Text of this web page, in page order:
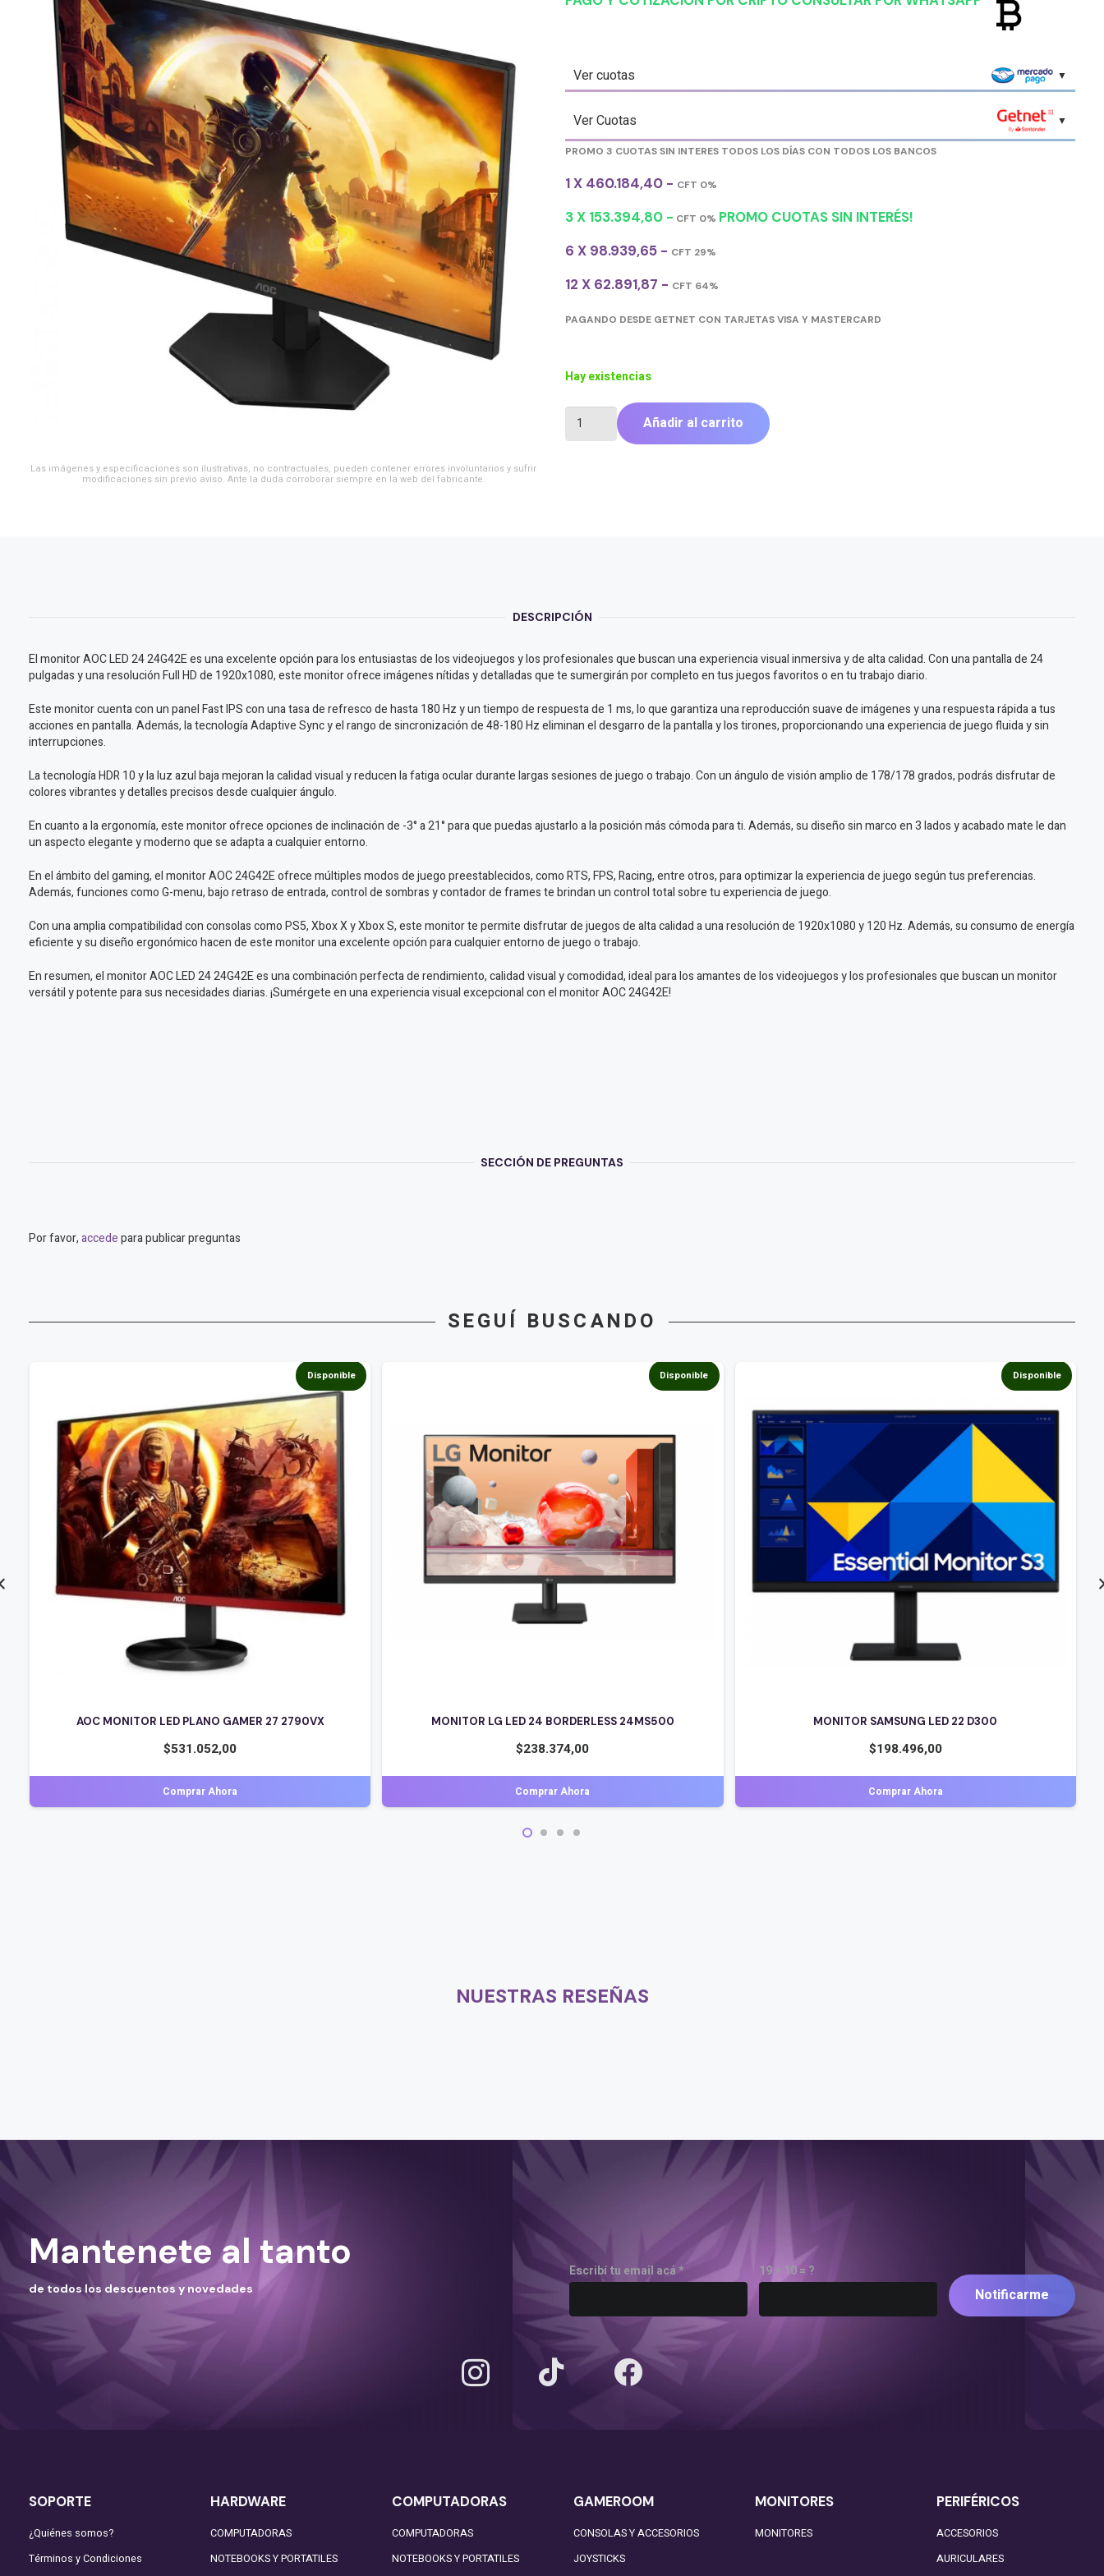
Las imágenes y especificaciones son ilustrativas, no contractuales, pueden contener errores involuntarios y sufrir
modificaciones sin previo aviso. Ante la duda corroborar siempre en la web del fabricante.
currency_bitcoin
Ver cuotas
Ver Cuotas
PROMO 3 CUOTAS SIN INTERES TODOS LOS DÍAS CON TODOS LOS BANCOS
1 X 460.184,40 - CFT 0%
3 X 153.394,80 - CFT 0% PROMO CUOTAS SIN INTERÉS!
6 X 98.939,65 - CFT 29%
12 X 62.891,87 - CFT 64%
PAGANDO DESDE GETNET CON TARJETAS VISA Y MASTERCARD
Hay existencias
AOC
MONITOR
LED
Añadir al carrito
DESCRIPCIÓN
El monitor AOC LED 24 24G42E es una excelente opción para los entusiastas de los videojuegos y los profesionales que buscan una experiencia visual inmersiva y de alta calidad. Con una pantalla de 24
pulgadas y una resolución Full HD de 1920x1080, este monitor ofrece imágenes nítidas y detalladas que te sumergirán por completo en tus juegos favoritos o en tu trabajo diario.
Este monitor cuenta con un panel Fast IPS con una tasa de refresco de hasta 180 Hz y un tiempo de respuesta de 1 ms, lo que garantiza una reproducción suave de imágenes y una respuesta rápida a tus
acciones en pantalla. Además, la tecnología Adaptive Sync y el rango de sincronización de 48-180 Hz eliminan el desgarro de la pantalla y los tirones, proporcionando una experiencia de juego fluida y sin
interrupciones.
La tecnología HDR 10 y la luz azul baja mejoran la calidad visual y reducen la fatiga ocular durante largas sesiones de juego o trabajo. Con un ángulo de visión amplio de 178/178 grados, podrás disfrutar de
colores vibrantes y detalles precisos desde cualquier ángulo.
En cuanto a la ergonomía, este monitor ofrece opciones de inclinación de -3° a 21° para que puedas ajustarlo a la posición más cómoda para ti. Además, su diseño sin marco en 3 lados y acabado mate le dan
un aspecto elegante y moderno que se adapta a cualquier entorno.
En el ámbito del gaming, el monitor AOC 24G42E ofrece múltiples modos de juego preestablecidos, como RTS, FPS, Racing, entre otros, para optimizar la experiencia de juego según tus preferencias.
Además, funciones como G-menu, bajo retraso de entrada, control de sombras y contador de frames te brindan un control total sobre tu experiencia de juego.
Con una amplia compatibilidad con consolas como PS5, Xbox X y Xbox S, este monitor te permite disfrutar de juegos de alta calidad a una resolución de 1920x1080 y 120 Hz. Además, su consumo de energía
eficiente y su diseño ergonómico hacen de este monitor una excelente opción para cualquier entorno de juego o trabajo.
En resumen, el monitor AOC LED 24 24G42E es una combinación perfecta de rendimiento, calidad visual y comodidad, ideal para los amantes de los videojuegos y los profesionales que buscan un monitor
versátil y potente para sus necesidades diarias. ¡Sumérgete en una experiencia visual excepcional con el monitor AOC 24G42E!
SECCIÓN DE PREGUNTAS
Por favor,accedepara publicar preguntas
SEGUÍ BUSCANDO
Disponible
MONITOR LG LED 24 BORDERLESS 24MS500
$238.374,00
Comprar Ahora
Disponible
MONITOR SAMSUNG LED 22 D300
$198.496,00
Comprar Ahora
Disponible
MONITOR 27 BENQ GW2780 LED IPS FHD 5MS ALTAVOZ
$ 182.836,00
Comprar Ahora
NUESTRAS RESEÑAS
Mantenete al tanto
de todos los descuentos y novedades
Escribí tu email acá * 19 + 10 = ?
Notificarme
SOPORTE
¿Quiénes somos?
Términos y Condiciones
HARDWARE
COMPUTADORAS
NOTEBOOKS Y PORTATILES
COMPUTADORAS
COMPUTADORAS
NOTEBOOKS Y PORTATILES
GAMEROOM
CONSOLAS Y ACCESORIOS
JOYSTICKS
MONITORES
MONITORES
PERIFÉRICOS
ACCESORIOS
AURICULARES